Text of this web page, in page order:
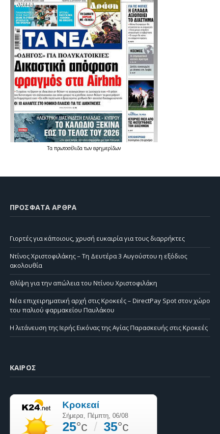
Τα πρωτοσέλιδατων εφημερίδων
ΠΡΌΣΦΑΤΑ ΆΡΘΡΑ
Γιορτές για κάποιους, χρυσή ευκαιρία για τους διαρρήκτες
Ντίνος Χριστοφιλάκης – Τη Δευτέρα 3 Αυγούστου η εξόδιος
ακολουθία
Θλίψη για την απώλεια του Ντίνου Χριστοφιλάκη
Νέα επιχειρηματική αρχή στις Κροκεές – DirectPay Spot στον χώρο
του παλιού φαρμακείου Παυλάκου
Η λιτάνευση της Ιερής Εικόνας της Αγίας Παρασκευής στις Κροκεές
ΚΑΙΡΌΣ